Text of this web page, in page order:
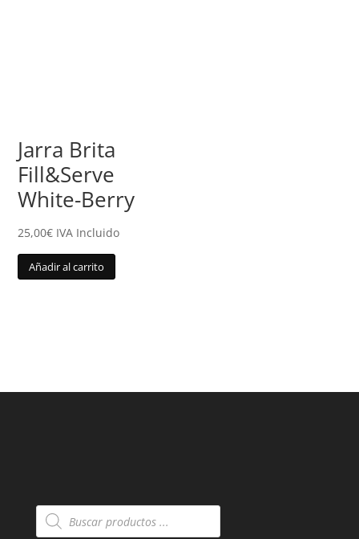
Jarra Brita
Fill&Serve
White-Berry
25,00€ IVA Incluido
Añadir al carrito
Búsqueda
de